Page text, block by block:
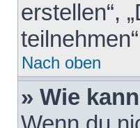
erstellen“,
Nach oben
» Wie